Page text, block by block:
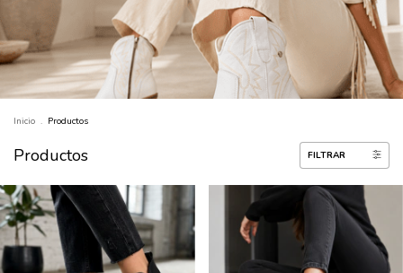
Inicio . Productos
Productos FILTRAR